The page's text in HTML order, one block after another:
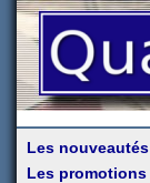
Les nouveautés
Les promotions